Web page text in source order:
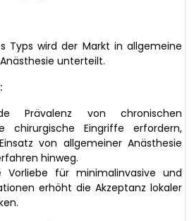
Typs wird der Markt in allgemeine
unterteilt.
Prävalenz von chronischen
chirurgische Eingriffe erfordern,
von allgemeiner Anästhesie
hinweg.
Vorliebe für minimalinvasive und
erhöht die Akzeptanz lokaler